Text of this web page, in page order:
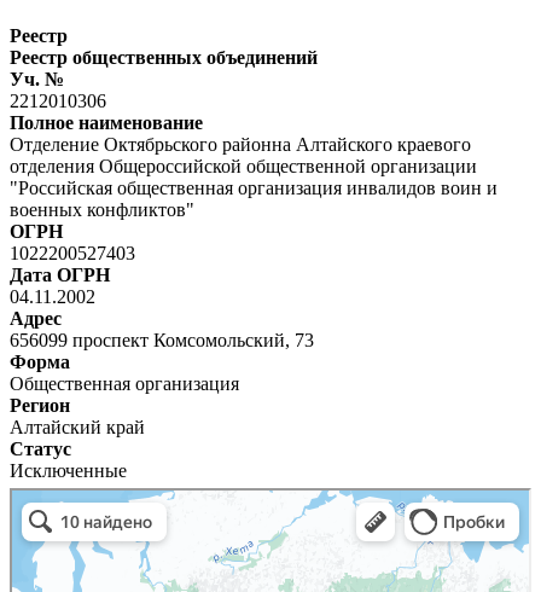
Реестр
Реестр общественных объединений
Уч. №
2212010306
Полное наименование
Отделение Октябрьского районна Алтайского краевого
отделения Общероссийской общественной организации
"Российская общественная организация инвалидов воин и
военных конфликтов"
ОГРН
1022200527403
Дата ОГРН
04.11.2002
Адрес
656099 проспект Комсомольский, 73
Форма
Общественная организация
Регион
Алтайский край
Статус
Исключенные